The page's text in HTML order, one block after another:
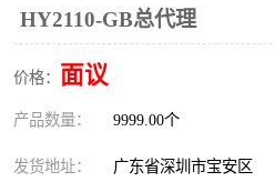
HY2110-GB总代理
价格： 面议
产品数量： 9999.00个
发货地址： 广东省深圳市宝安区
FT61F021